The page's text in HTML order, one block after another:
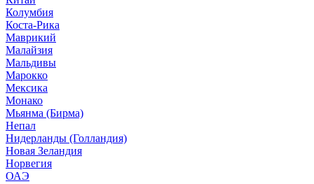
Колумбия
Коста-Рика
Маврикий
Малайзия
Мальдивы
Марокко
Мексика
Монако
Мьянма (Бирма)
Непал
Нидерланды (Голландия)
Новая Зеландия
Норвегия
ОАЭ